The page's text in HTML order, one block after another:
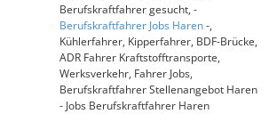
Berufskraftfahrer gesucht, -
Berufskraftfahrer Jobs Haren-,
Kühlerfahrer, Kipperfahrer, BDF-Brücke,
ADR Fahrer Kraftstofftransporte,
Werksverkehr, Fahrer Jobs,
Berufskraftfahrer Stellenangebot Haren
- Jobs Berufskraftfahrer Haren